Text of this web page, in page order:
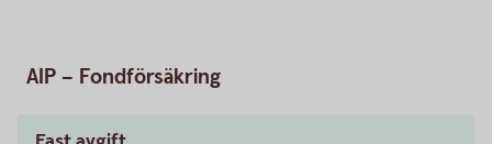
AIP – Fondförsäkring